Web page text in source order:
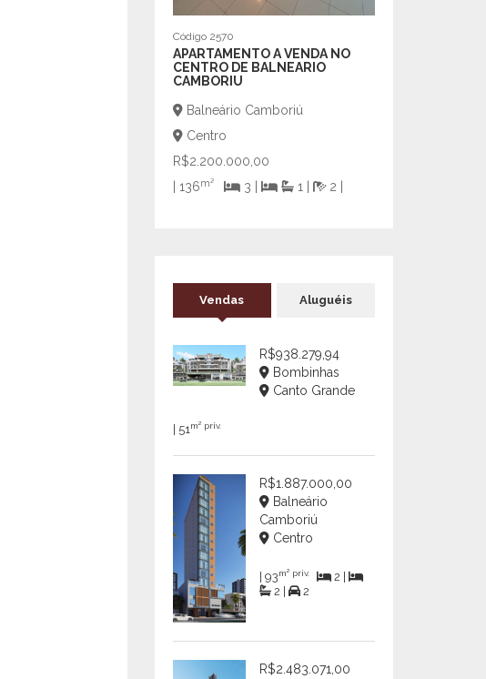
Código 2570
APARTAMENTO A VENDA NO
CENTRO DE BALNEARIO
CAMBORIU
Balneário Camboriú
Centro
R$2.200.000,00
| 136m² 3 | 1 | 2 |
Vendas Aluguéis
R$938.279,94
Bombinhas
Canto Grande
| 51m² priv.
R$1.887.000,00
Balneário
Camboriú
Centro
| 93m² priv.
2 |
2 |
2
R$2.483.071,00